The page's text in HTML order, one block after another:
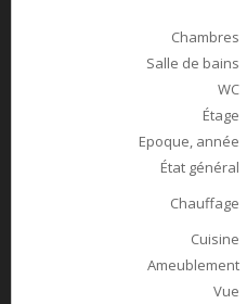
Chambres
Salle de bains
WC
Étage
Epoque, année
État général
Chauffage
Cuisine
Ameublement
Vue